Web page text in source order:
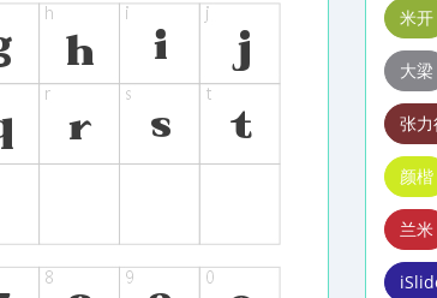
米开
大梁
张
颜楷
兰米